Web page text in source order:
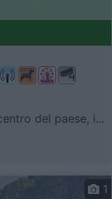
del paese, i...
1